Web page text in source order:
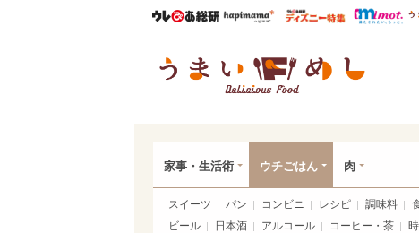
ウレぴあ総研ハピママ* ウレぴあ
家事・生活術 ウチごはん 肉
スイーツ パン コンビニ レシピ 調味料
ビール
日本酒 アルコール コーヒー・茶